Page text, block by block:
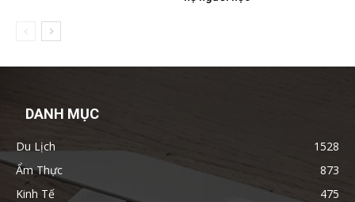
DANH MỤC
Du Lịch
1528
Ẩm Thực
873
Kinh Tế
475